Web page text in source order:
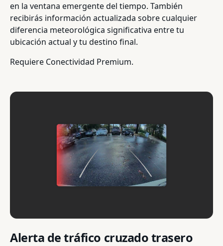
en la ventana emergente del tiempo. También
recibirás información actualizada sobre cualquier
diferencia meteorológica significativa entre tu
ubicación actual y tu destino final.
Requiere Conectividad Premium.
Alerta de tráfico cruzado trasero